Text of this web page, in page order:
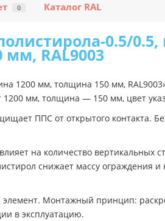
0 Каталог RAL
0.5/
мм, RAL9003
1200 мм, толщина 150 мм,
мм, толщина — 150 мм, цвет
ППС от открытого контакта.
на количество вертикальных
снижает массу ограждения и
Монтажный принцип:
в эксплуатацию.